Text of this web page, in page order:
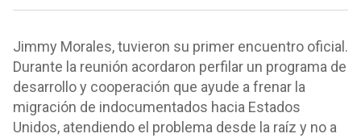
Jimmy Morales, tuvieron su primer encuentro oficial.
Durante la reunión acordaron perfilar un programa de
desarrollo y cooperación que ayude a frenar la
migración de indocumentados hacia Estados
Unidos, atendiendo el problema desde la raíz y no a